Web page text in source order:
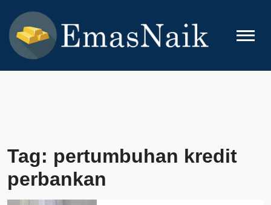
content
EMASNAIK
Topik Seputar Emas
Tag: pertumbuhan kredit
perbankan